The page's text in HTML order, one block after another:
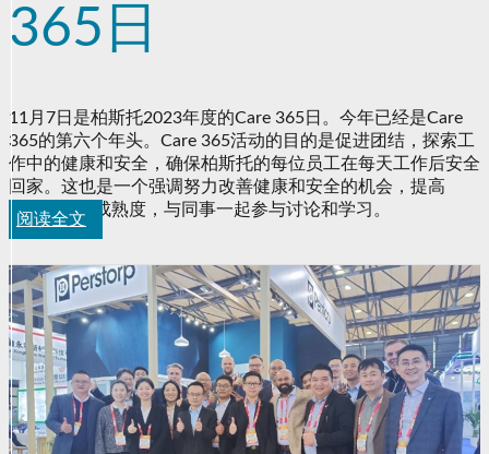
365日
11月7日是柏斯托2023年度的Care 365日。今年已经是Care
365的第六个年头。Care 365活动的目的是促进团结，探索工
作中的健康和安全，确保柏斯托的每位员工在每天工作后安全
回家。这也是一个强调努力改善健康和安全的机会，提高
Careway的成熟度，与同事一起参与讨论和学习。
阅读全文